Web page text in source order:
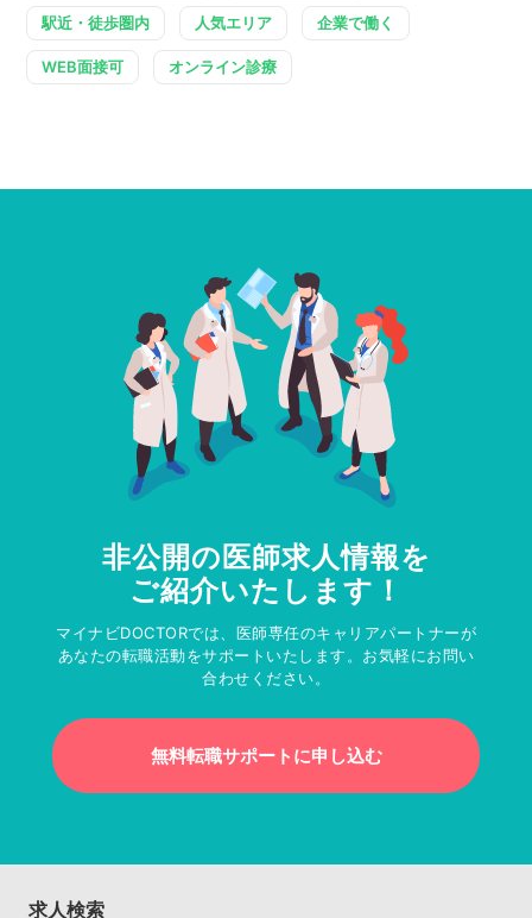
駅近・徒歩圏内 人気エリア 企業で働く
WEB面接可 オンライン診療
非公開の医師求人情報を
ご紹介いたします！
マイナビDOCTORでは、医師専任のキャリアパートナーが
あなたの転職活動をサポートいたします。お気軽にお問い
合わせください。
無料転職サポートに申し込む
求人検索